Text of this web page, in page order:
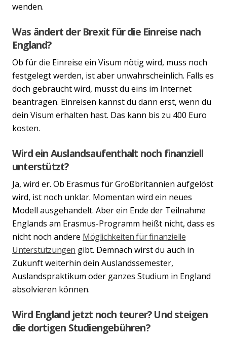
wenden.
Was ändert der Brexit für die Einreise nach
England?
Ob für die Einreise ein Visum nötig wird, muss noch
festgelegt werden, ist aber unwahrscheinlich. Falls es
doch gebraucht wird, musst du eins im Internet
beantragen. Einreisen kannst du dann erst, wenn du
dein Visum erhalten hast. Das kann bis zu 400 Euro
kosten.
Wird ein Auslandsaufenthalt noch finanziell
unterstützt?
Ja, wird er. Ob Erasmus für Großbritannien aufgelöst
wird, ist noch unklar. Momentan wird ein neues
Modell ausgehandelt. Aber ein Ende der Teilnahme
Englands am Erasmus-Programm heißt nicht, dass es
nicht noch andere Möglichkeiten für finanzielle
Unterstützungen gibt. Demnach wirst du auch in
Zukunft weiterhin dein Auslandssemester,
Auslandspraktikum oder ganzes Studium in England
absolvieren können.
Wird England jetzt noch teurer? Und steigen
die dortigen Studiengebühren?